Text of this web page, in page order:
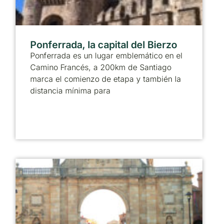
Ponferrada, la capital del Bierzo
Ponferrada es un lugar emblemático en el
Camino Francés, a 200km de Santiago
marca el comienzo de etapa y también la
distancia mínima para